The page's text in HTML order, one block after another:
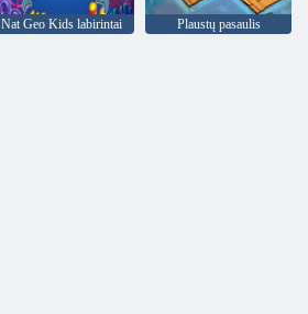
Nat Geo Kids labirintai Plaustų pasaulis